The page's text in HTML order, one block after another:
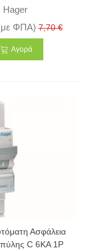
Hager
ΦΠΑ) 7,70 €
Αγορά
Ασφάλεια
C 6KA 1P